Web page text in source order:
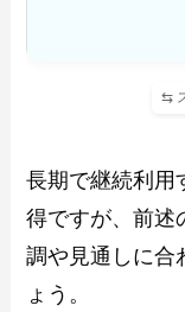
長期で継続利用
得ですが、前述
調や見通しに合
ょう。